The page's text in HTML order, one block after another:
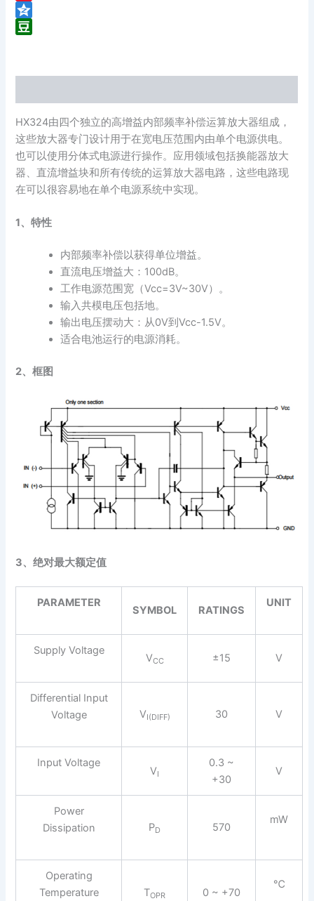
Sina
Weibo
Qzone
HX324由四个独立的高增益内部频率补偿运算放大器组成，
这些放大器专门设计用于在宽电压范围内由单个电源供电。
也可以使用分体式电源进行操作。应用领域包括换能器放大
器、直流增益块和所有传统的运算放大器电路，这些电路现
在可以很容易地在单个电源系统中实现。
1、特性
内部频率补偿以获得单位增益。
直流电压增益大：100dB。
工作电源范围宽（Vcc=3V~30V）。
输入共模电压包括地。
输出电压摆动大：从0V到Vcc-1.5V。
适合电池运行的电源消耗。
2、框图
3、绝对最大额定值
PARAMETER
SYMBOL RATINGS
UNIT
Supply Voltage
VCC ±15 V
Differential Input
Voltage
VI(DIFF) 30 V
Input Voltage
VI
0.3 ~
+30
V
Power
Dissipation
PD 570
mW
Operating
Temperature
TOPR 0 ~ +70
℃